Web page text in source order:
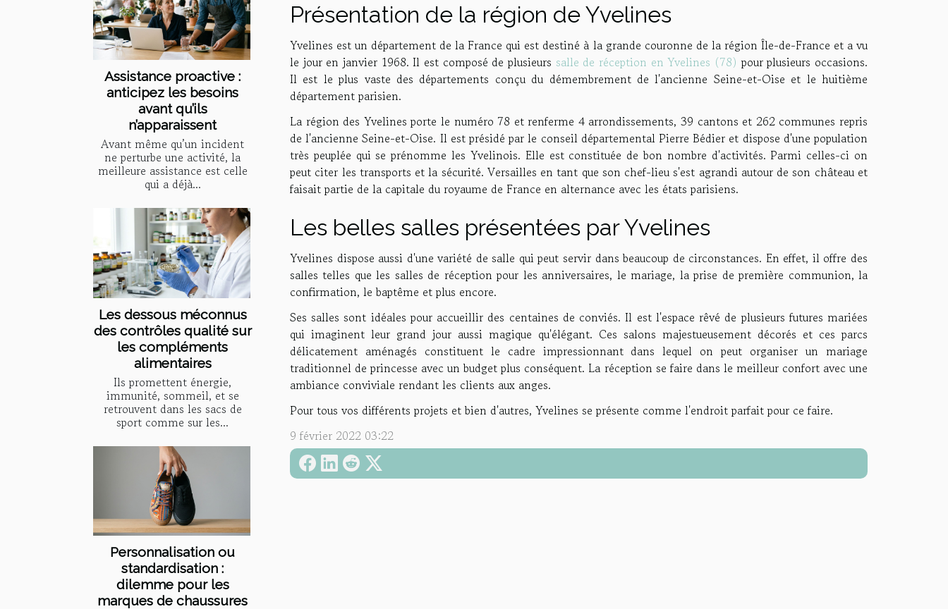
Assistance proactive :
anticipez les besoins
avant qu’ils
n’apparaissent
Avant même qu’un incident
ne perturbe une activité, la
meilleure assistance est celle
qui a déjà...
Les dessous méconnus
des contrôles qualité sur
les compléments
alimentaires
Ils promettent énergie,
immunité, sommeil, et se
retrouvent dans les sacs de
sport comme sur les...
Personnalisation ou
standardisation :
dilemme pour les
marques de chaussures
Présentation de la région de Yvelines
Yvelines est un département de la France qui est destiné à la grande couronne de la région Île-de-France et a vu
le jour en janvier 1968. Il est composé de plusieurs salle de réception en Yvelines (78) pour plusieurs occasions.
Il est le plus vaste des départements conçu du démembrement de l'ancienne Seine-et-Oise et le huitième
département parisien.
La région des Yvelines porte le numéro 78 et renferme 4 arrondissements, 39 cantons et 262 communes repris
de l'ancienne Seine-et-Oise. Il est présidé par le conseil départemental Pierre Bédier et dispose d'une population
très peuplée qui se prénomme les Yvelinois. Elle est constituée de bon nombre d'activités. Parmi celles-ci on
peut citer les transports et la sécurité. Versailles en tant que son chef-lieu s'est agrandi autour de son château et
faisait partie de la capitale du royaume de France en alternance avec les états parisiens.
Les belles salles présentées par Yvelines
Yvelines dispose aussi d'une variété de salle qui peut servir dans beaucoup de circonstances. En effet, il offre des
salles telles que les salles de réception pour les anniversaires, le mariage, la prise de première communion, la
confirmation, le baptême et plus encore.
Ses salles sont idéales pour accueillir des centaines de conviés. Il est l'espace rêvé de plusieurs futures mariées
qui imaginent leur grand jour aussi magique qu'élégant. Ces salons majestueusement décorés et ces parcs
délicatement aménagés constituent le cadre impressionnant dans lequel on peut organiser un mariage
traditionnel de princesse avec un budget plus conséquent. La réception se faire dans le meilleur confort avec une
ambiance conviviale rendant les clients aux anges.
Pour tous vos différents projets et bien d'autres, Yvelines se présente comme l'endroit parfait pour ce faire.
9 février 2022 03:22